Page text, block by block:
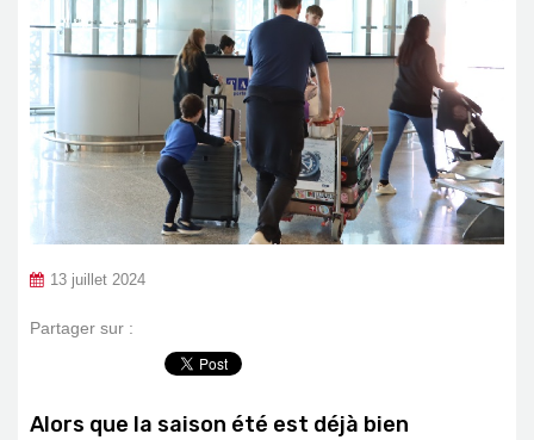
13 juillet 2024
Partager sur :
Alors que la saison été est déjà bien